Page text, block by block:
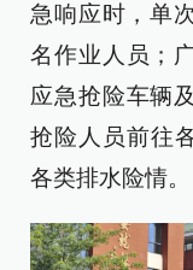
急响应时，单
名作业人员；
应急抢险车辆
抢险人员前往
各类排水险情。